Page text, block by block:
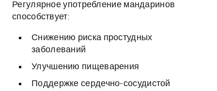
Регулярное употребление мандаринов
способствует:
Снижению риска простудных
заболеваний
Улучшению пищеварения
Поддержке сердечно-сосудистой